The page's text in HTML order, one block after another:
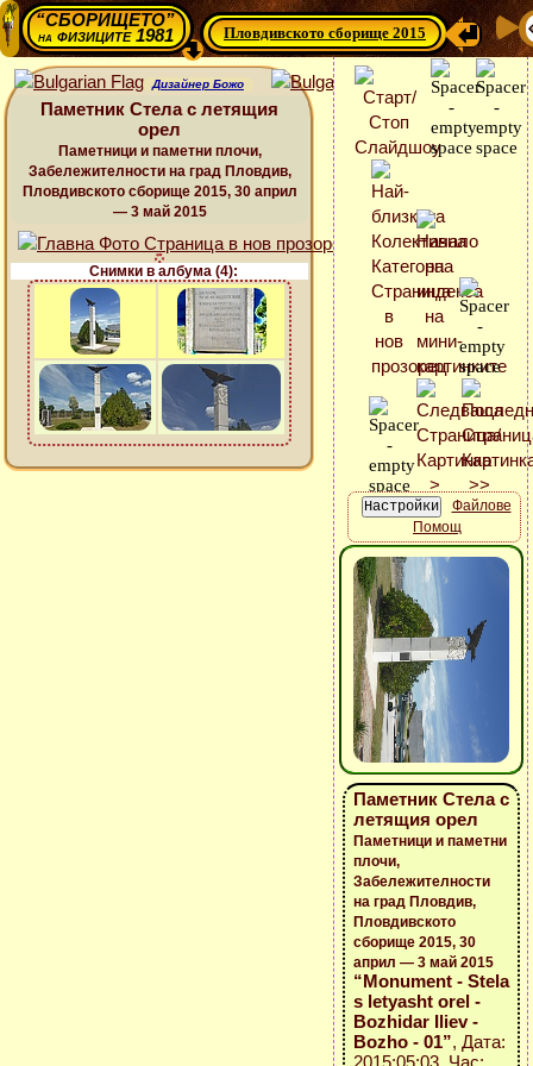
“СБОРИЩЕТО”
нафизиците 1981 Пловдивското сборище 2015
Дизайнер Божо
Паметник Стела с летящия
орел
Паметници и паметни плочи,
Забележителности на град Пловдив,
Пловдивското сборище 2015, 30 април
— 3 май 2015
Снимки в албума (4):
Файлове
Помощ
Паметник Стела с
летящия орел
Паметници и паметни
плочи,
Забележителности
на град Пловдив,
Пловдивското
сборище 2015, 30
април — 3 май 2015
“Monument - Stela
s letyasht orel -
Bozhidar Iliev -
Bozho - 01”, Дата:
2015:05:03, Час: